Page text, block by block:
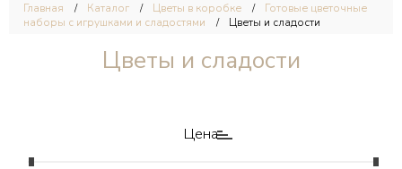
Главная Каталог Цветы в коробке
Готовые цветочные
наборы с игрушками и сладостями
Цветы и сладости
Цветы и сладости
Цена